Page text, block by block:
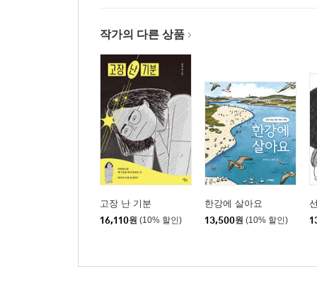
작가의 다른 상품
고장 난 기분
16,110원 (10% 할인)
한강에 살아요
13,500원 (10% 할인)